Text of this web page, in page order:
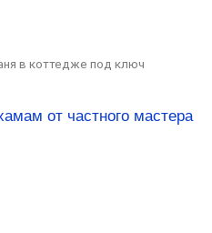
в коттедже под ключ